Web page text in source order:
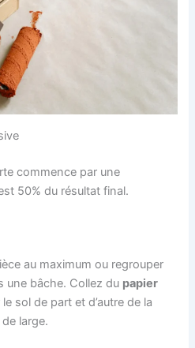
commence par une
50% du résultat final.
au maximum ou regrouper
une bâche. Collez du papier
le sol de part et d’autre de la
large.